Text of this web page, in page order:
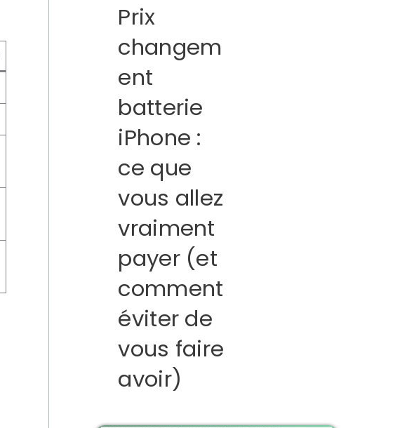
Prix
changem
ent
batterie
iPhone :
ce que
vous allez
vraiment
payer (et
comment
éviter de
vous faire
avoir)